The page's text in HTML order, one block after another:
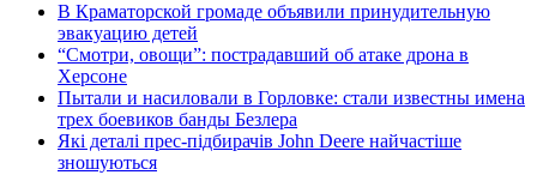
В Краматорской громаде объявили принудительную
эвакуацию детей
“Смотри, овощи”: пострадавший об атаке дрона в
Херсоне
Пытали и насиловали в Горловке: стали известны имена
трех боевиков банды Безлера
Які деталі прес-підбирачів John Deere найчастіше
зношуються